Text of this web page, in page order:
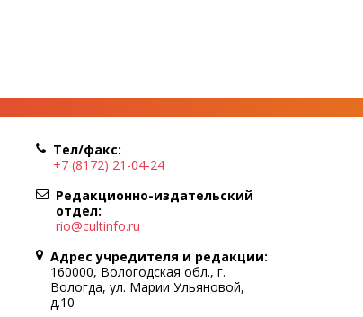
Тел/факс:
+7 (8172) 21-04-24
Редакционно-издательский
отдел:
rio@cultinfo.ru
Адрес учредителя и редакции:
160000, Вологодская обл., г.
Вологда, ул. Марии Ульяновой,
д.10